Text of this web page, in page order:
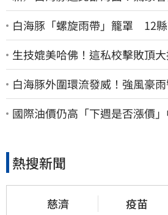
白海豚「螺旋雨帶」籠罩 12
生技媲美哈佛！這私校擊敗頂
白海豚外圍環流發威！強風豪
雨預測達停班課標準
國際油價仍高「下週是否漲價
熱搜新聞
慈濟 疫苗